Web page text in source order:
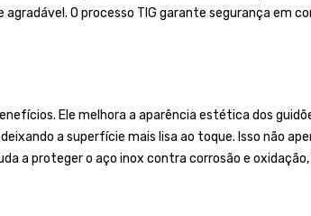
O processo TIG garante segurança em
Ele melhora a aparência estética dos
a superfície mais lisa ao toque. Isso não
a proteger o aço inox contra corrosão e